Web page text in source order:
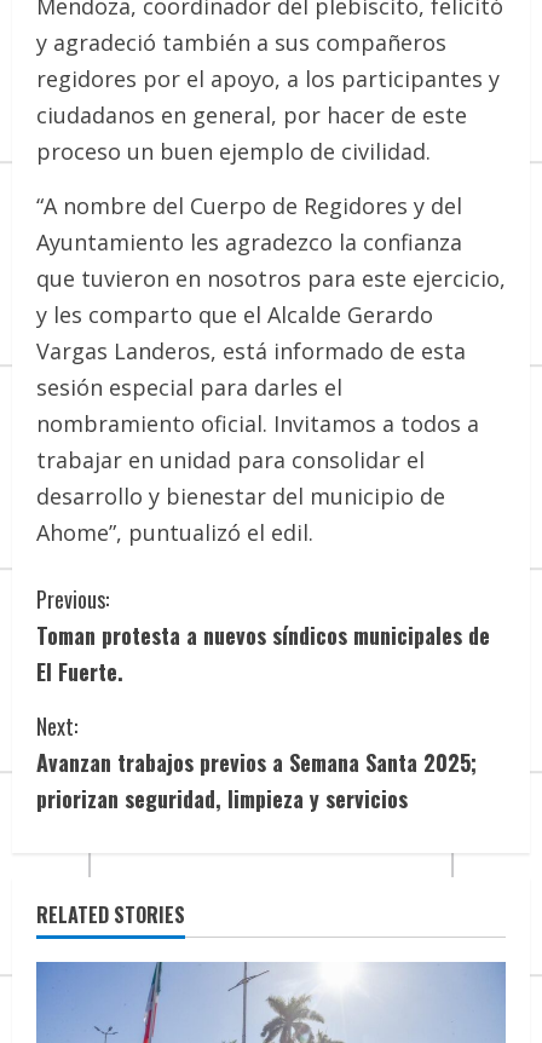
Mendoza, coordinador del plebiscito, felicitó
y agradeció también a sus compañeros
regidores por el apoyo, a los participantes y
ciudadanos en general, por hacer de este
proceso un buen ejemplo de civilidad.
“A nombre del Cuerpo de Regidores y del
Ayuntamiento les agradezco la confianza
que tuvieron en nosotros para este ejercicio,
y les comparto que el Alcalde Gerardo
Vargas Landeros, está informado de esta
sesión especial para darles el
nombramiento oficial. Invitamos a todos a
trabajar en unidad para consolidar el
desarrollo y bienestar del municipio de
Ahome”, puntualizó el edil.
C
o
n
t
i
u
e
Previous:
Toman protesta a nuevos síndicos municipales de
El Fuerte.
Next:
Avanzan trabajos previos a Semana Santa 2025;
priorizan seguridad, limpieza y servicios
RELATED STORIES